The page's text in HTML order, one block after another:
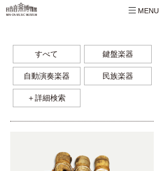
MENU
すべて 鍵盤楽器
自動演奏楽器 民族楽器
＋詳細検索